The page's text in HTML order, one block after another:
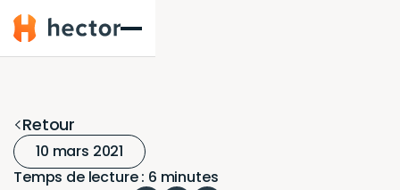
Hector
Retour
10 mars 2021
Temps de lecture : 6 minutes